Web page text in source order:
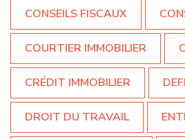
CONSEILS FISCAUX
COURTIER IMMOBILIER
CRÉDIT IMMOBILIER
DROIT DU TRAVAIL